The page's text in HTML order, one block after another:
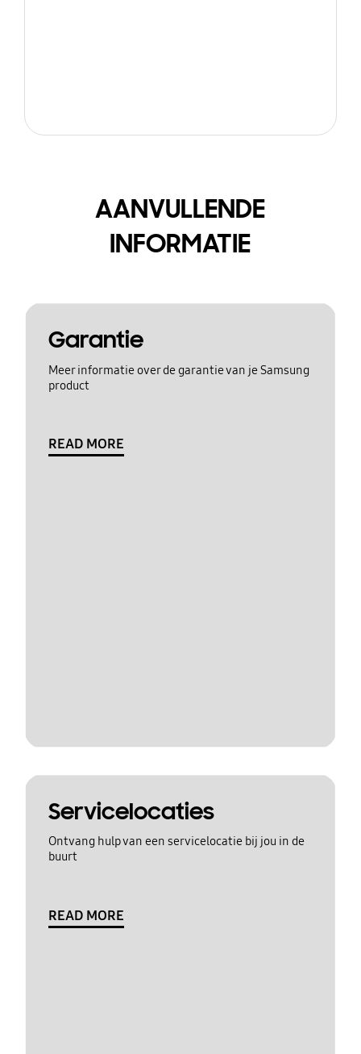
AANVULLENDE
INFORMATIE
Garantie
Meer informatie over de garantie van je Samsung
product
READ MORE
Servicelocaties
Ontvang hulp van een servicelocatie bij jou in de
buurt
READ MORE